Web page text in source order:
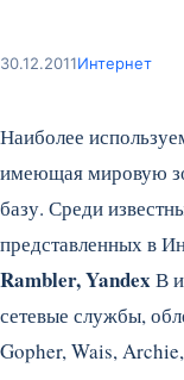
30.12.2011Интернет
Наиболее
имеющая мировую
базу. Среди
представленных в
Rambler, YandexВ
сетевые службы,
Gopher, Wais,